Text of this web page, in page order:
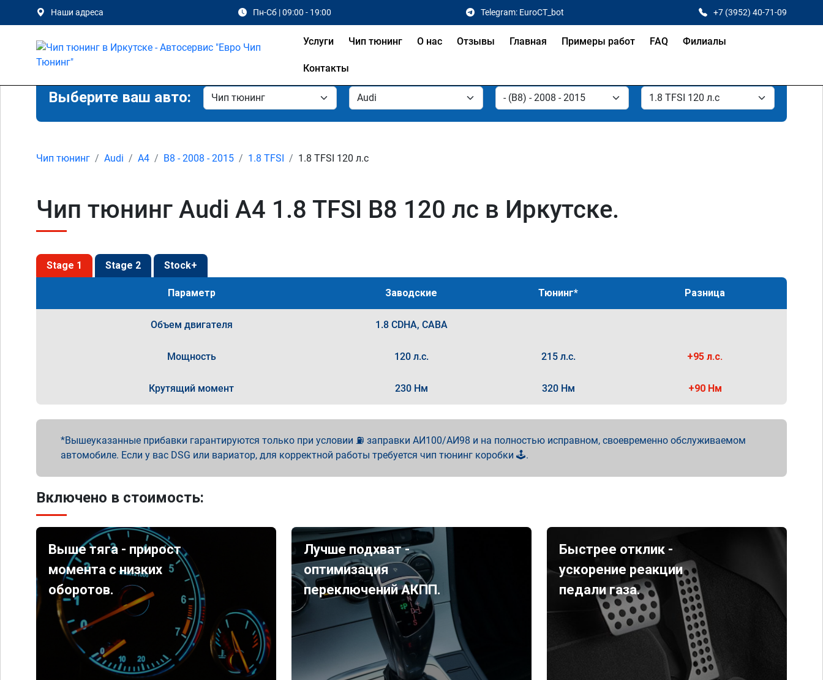
Наши адреса Пн-Сб | 09:00 - 19:00 Telegram: EuroCT_bot +7 (3952) 40-71-09
Услуги Чип тюнинг О нас Отзывы Главная Примеры работ FAQ Филиалы
Контакты
Выберите ваш авто:
Чип тюнинг Audi A4 B8 - 2008 - 2015 1.8 TFSI 1.8 TFSI 120 л.с
Чип тюнинг Audi A4 1.8 TFSI B8 120 лс в Иркутске.
Stage 1 Stage 2 Stock+
Параметр Заводские Тюнинг* Разница
Объем двигателя 1.8 CDHA, CABA
Мощность 120 л.с. 215 л.с. +95 л.с.
Крутящий момент 230 Нм 320 Нм +90 Нм
Вышеуказанные прибавки гарантируются только при условии ⛽ заправки АИ100/АИ98 и на полностью исправном, своевременно обслуживаемом
автомобиле. Если у вас DSG или вариатор, для корректной работы требуется чип тюнинг коробки 🕹️.
Включено в стоимость:
Выше тяга - прирост
момента с низких
оборотов.
Лучше подхват -
оптимизация
переключений АКПП.
Быстрее отклик -
ускорение реакции
педали газа.